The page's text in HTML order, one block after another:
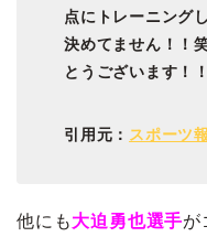
点にトレーニング
決めてません！！
とうございます！
引用元： スポーツ
他にも大迫勇也選手が